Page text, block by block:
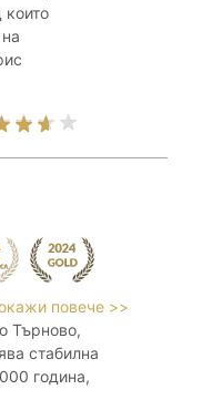
които
повече >>
Търново,
стабилна
година,